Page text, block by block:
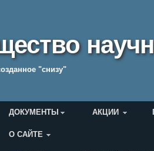
"снизу"
Главное меню
ДОКУМЕНТЫ АКЦИИ
О САЙТЕ